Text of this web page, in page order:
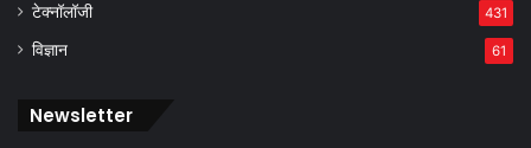
टेक्नॉलॉजी 431
विज्ञान 61
Newsletter